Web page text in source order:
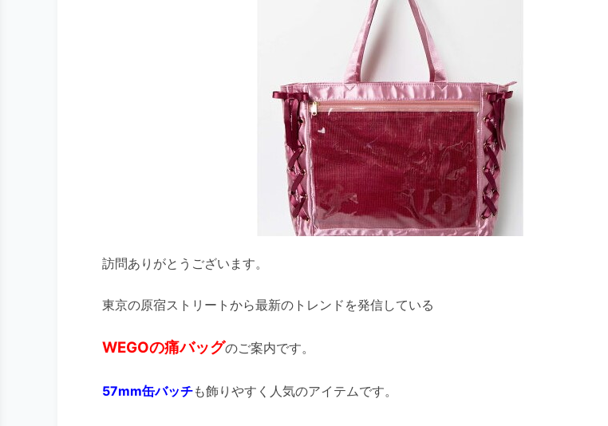
訪問ありがとうございます。
東京の原宿ストリートから最新のトレンドを発信している
WEGOの痛バッグのご案内です。
57mm缶バッチも飾りやすく人気のアイテムです。